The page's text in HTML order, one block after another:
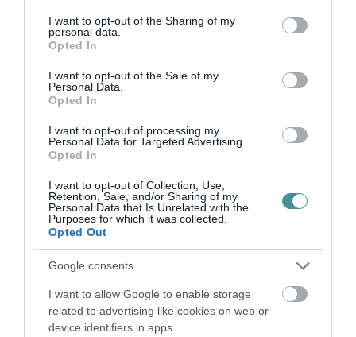
not limited to your visit or usage behaviour. You may click to
grant or deny consent to Google and its third-party tags to
use your data for below specified purposes in below Google
consent section.
I want to opt-out of the Sharing of my
personal data.
Opted In
I want to opt-out of the Sale of my
Personal Data.
Opted In
I want to opt-out of processing my
Personal Data for Targeted Advertising.
Opted In
I want to opt-out of Collection, Use,
Retention, Sale, and/or Sharing of my
Personal Data that Is Unrelated with the
Purposes for which it was collected.
Opted Out
Google consents
I want to allow Google to enable storage
related to advertising like cookies on web or
device identifiers in apps.
ÚJ MAGYAR KÜLÜGYI STRATÉGIA
KÉSZÜL, TELJES SZAKÍTÁS JÖN A...
TATA ELBŰVÖLŐ LÁTVÁNYOSSÁGAI,
TÖBB MINT EGY HÓNAP IS LEHET, MIRE
2026. augusztus 07
TANULJ NÉMETÜL OTTHONRÓL: A
2026. augusztus 07|Promóció
ÚJRAINDULNAK A KORÁBBAN
LEÁLLÍTOTT SZOLGÁLTATÁSOK AZ
EGRI...
2026. augusztus 07